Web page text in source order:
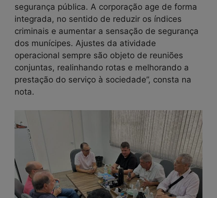
segurança pública. A corporação age de forma
integrada, no sentido de reduzir os índices
criminais e aumentar a sensação de segurança
dos munícipes. Ajustes da atividade
operacional sempre são objeto de reuniões
conjuntas, realinhando rotas e melhorando a
prestação do serviço à sociedade”, consta na
nota.